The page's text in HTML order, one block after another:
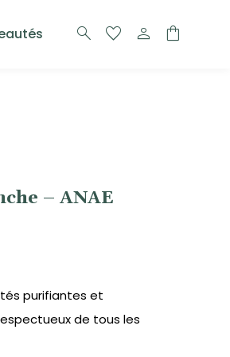
search favorite person shopping_bag
– ANAE
purifiantes et
de tous les